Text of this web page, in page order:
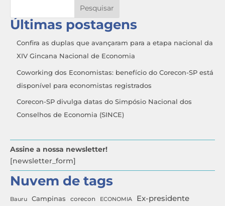
Pesquisar
Últimas postagens
Confira as duplas que avançaram para a etapa nacional da
XIV Gincana Nacional de Economia
Coworking dos Economistas: benefício do Corecon-SP está
disponível para economistas registrados
Corecon-SP divulga datas do Simpósio Nacional dos
Conselhos de Economia (SINCE)
Assine a nossa newsletter!
[newsletter_form]
Nuvem de tags
Bauru Campinas corecon ECONOMIA Ex-presidente